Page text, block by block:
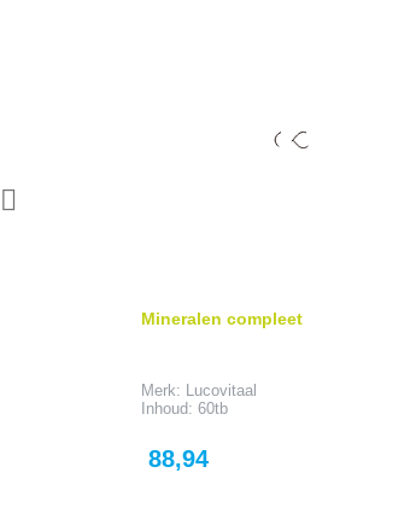
Mineralen compleet
Merk: Lucovitaal
Inhoud: 60tb
Prijs
88,94
